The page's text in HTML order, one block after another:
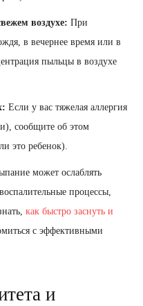
воздухе: При
в вечернее время или в
пыльцы в воздухе
Если у вас тяжелая аллергия
сообщите об этом
это ребенок).
может ослаблять
процессы,
как быстро заснуть и
с эффективными
и